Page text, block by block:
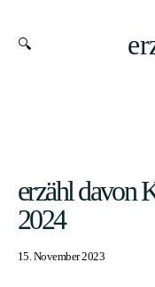
erzähl davon
2024
15. November 2023